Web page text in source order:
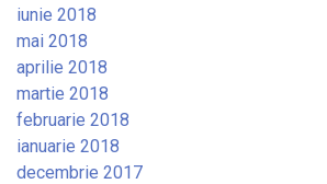
iunie 2018
mai 2018
aprilie 2018
martie 2018
februarie 2018
ianuarie 2018
decembrie 2017